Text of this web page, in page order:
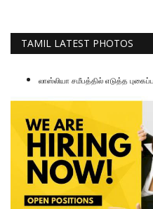
TAMIL LATEST PHOTOS
லாஸ்லியா சமீபத்தில் எடுத்த